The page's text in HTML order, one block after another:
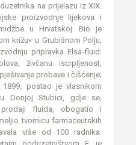
na prijelazu iz XIX.
proizvodnje lijekova i
u Hrvatskoj. Bio je
križu« u Grubišnom Polju,
pripravka Elsa-fluid:
živčanu iscrpljenost,
probave i čišćenje;
postao je vlasnikom
u Donjoj Stubici, gdje se,
fluida, obogatio i
tvornicu farmaceutskih
više od 100 radnika.